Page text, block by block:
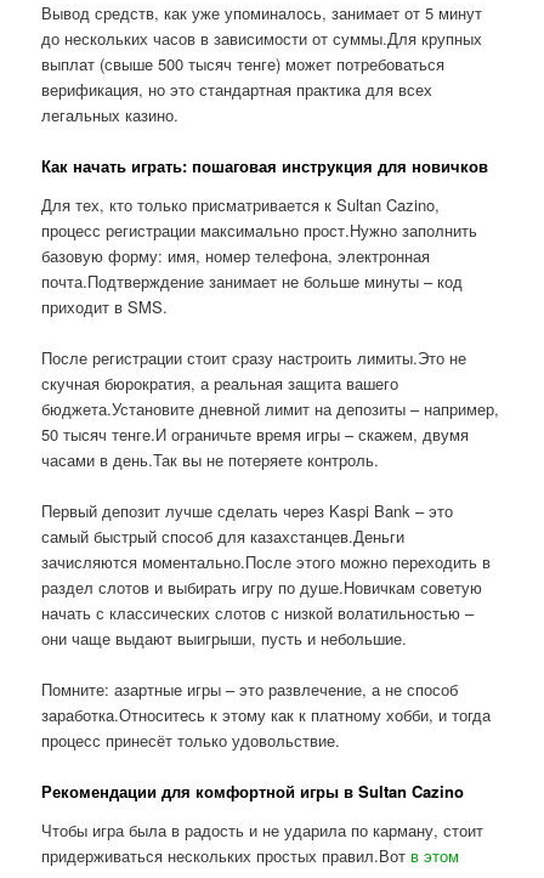
Вывод средств, как уже упоминалось, занимает от 5 минут
до нескольких часов в зависимости от суммы.Для крупных
выплат (свыше 500 тысяч тенге) может потребоваться
верификация, но это стандартная практика для всех
легальных казино.
Как начать играть: пошаговая инструкция для новичков
Для тех, кто только присматривается к Sultan Cazino,
процесс регистрации максимально прост.Нужно заполнить
базовую форму: имя, номер телефона, электронная
почта.Подтверждение занимает не больше минуты – код
приходит в SMS.
После регистрации стоит сразу настроить лимиты.Это не
скучная бюрократия, а реальная защита вашего
бюджета.Установите дневной лимит на депозиты – например,
50 тысяч тенге.И ограничьте время игры – скажем, двумя
часами в день.Так вы не потеряете контроль.
Первый депозит лучше сделать через Kaspi Bank – это
самый быстрый способ для казахстанцев.Деньги
зачисляются моментально.После этого можно переходить в
раздел слотов и выбирать игру по душе.Новичкам советую
начать с классических слотов с низкой волатильностью –
они чаще выдают выигрыши, пусть и небольшие.
Помните: азартные игры – это развлечение, а не способ
заработка.Относитесь к этому как к платному хобби, и тогда
процесс принесёт только удовольствие.
Рекомендации для комфортной игры в Sultan Cazino
Чтобы игра была в радость и не ударила по карману, стоит
придерживаться нескольких простых правил.Вотв этом